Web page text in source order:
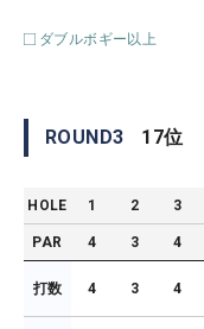
ダブルボギー以上
ROUND3 17位
HOLE 1 2 3
PAR 4 3 4
打数 4 3 4